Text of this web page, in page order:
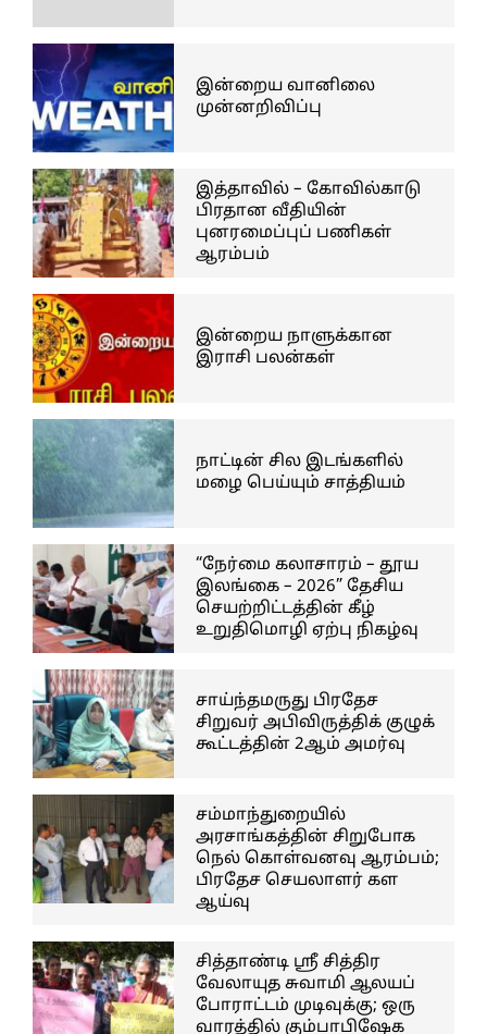
இன்றைய வானிலை
முன்னறிவிப்பு
இத்தாவில் – கோவில்காடு
பிரதான வீதியின்
புனரமைப்புப் பணிகள்
ஆரம்பம்
இன்றைய நாளுக்கான
இராசி பலன்கள்
நாட்டின் சில இடங்களில்
மழை பெய்யும் சாத்தியம்
“நேர்மை கலாசாரம் – தூய
இலங்கை – 2026” தேசிய
செயற்றிட்டத்தின் கீழ்
உறுதிமொழி ஏற்பு நிகழ்வு
சாய்ந்தமருது பிரதேச
சிறுவர் அபிவிருத்திக் குழுக்
கூட்டத்தின் 2ஆம் அமர்வு
சம்மாந்துறையில்
அரசாங்கத்தின் சிறுபோக
நெல் கொள்வனவு ஆரம்பம்;
பிரதேச செயலாளர் கள
ஆய்வு
சித்தாண்டி ஸ்ரீ சித்திர
வேலாயுத சுவாமி ஆலயப்
போராட்டம் முடிவுக்கு; ஒரு
வாரத்தில் கும்பாபிஷேக